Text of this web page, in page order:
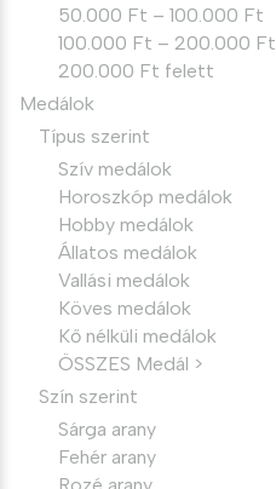
50.000 Ft – 100.000 Ft
100.000 Ft – 200.000 Ft
200.000 Ft felett
Medálok
Típus szerint
Szív medálok
Horoszkóp medálok
Hobby medálok
Állatos medálok
Vallási medálok
Köves medálok
Kő nélküli medálok
ÖSSZES Medál >
Szín szerint
Sárga arany
Fehér arany
Rozé arany